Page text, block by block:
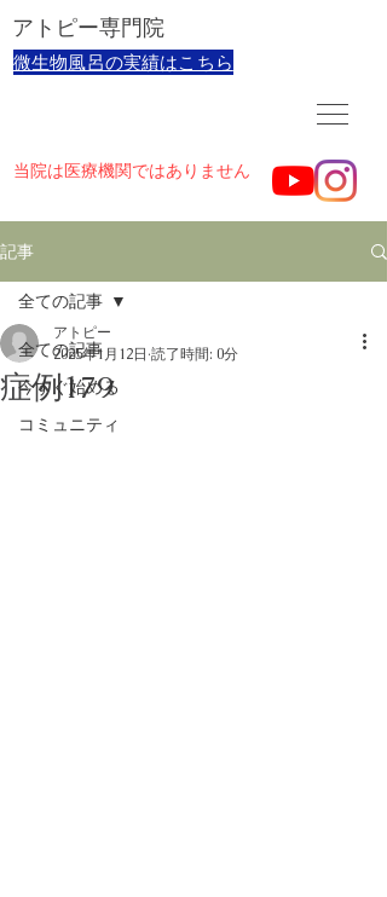
​アトピー専門院
​微生物風呂の実績はこちら
当院は医療機関ではありません
記事
全ての記事
今すぐ始める
コミュニティ
全ての記事
症例179
アトピー
2025年1月12日 読了時間: 0分